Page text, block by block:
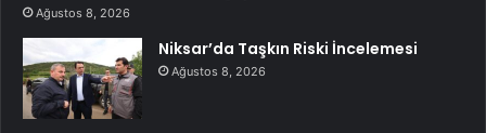
Ağustos 8, 2026
Niksar’da Taşkın Riski İncelemesi
Ağustos 8, 2026